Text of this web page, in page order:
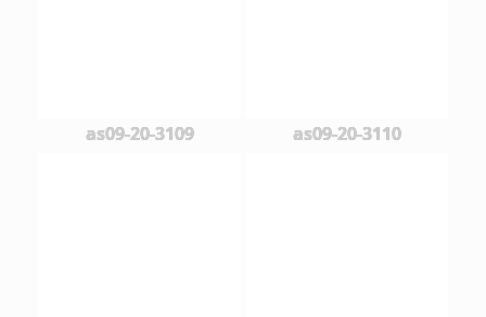
as09-20-3109 as09-20-3110